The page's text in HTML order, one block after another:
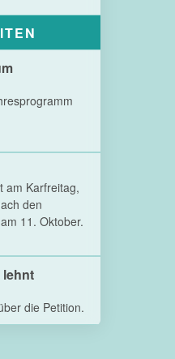
am Karfreitag,
den
11. Oktober.
die Petition.